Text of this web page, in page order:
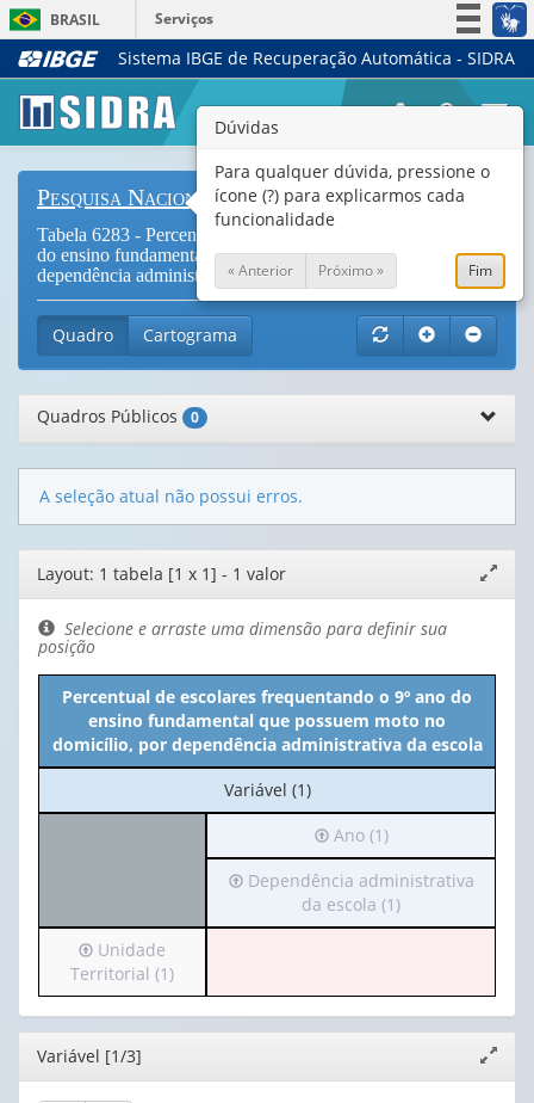
BRASIL
Serviços
Simplifique!
Legislação
Canais
Sistema IBGE de Recuperação Automática - SIDRA
Pesquisa Nacional de Saúde do Escolar
Tabela 6283 - Percentual de escolares frequentando o 9º ano
do ensino fundamental que possuem moto no domicílio, por
dependência administrativa da escola
Quadro Cartograma
Quadros Públicos 0
A seleção atual não possui erros.
Editor
de
layout
janela
Layout: 1 tabela [1 x 1] - 1 valor
Selecione e arraste uma dimensão para definir sua
posição
Percentual de escolares frequentando o 9º ano do
ensino fundamental que possuem moto no
domicílio, por dependência administrativa da escola
No
cabeçalho:
(1)
Variável (1)
Irá
para
o
cabeçalho
(possui
valor):
Ano (1)
Irá
o
apenas
1
Dependência administrativa
da escola (1)
Irá
para
o
cabeçalho
(possui
apenas
Unidade
Territorial (1)
Editor
janela
Variável [1/3]
Dúvidas
Para qualquer dúvida, pressione o
ícone (?) para explicarmos cada
funcionalidade
« Anterior Próximo » Fim